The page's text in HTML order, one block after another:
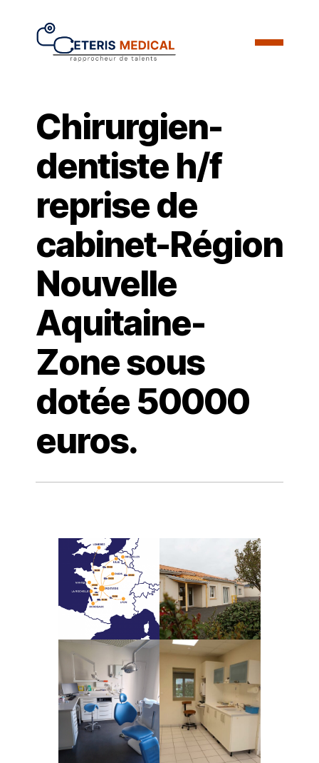
Chirurgien-
dentiste h/f
reprise de
cabinet-Région
Nouvelle
Aquitaine-
Zone sous
dotée 50000
euros.